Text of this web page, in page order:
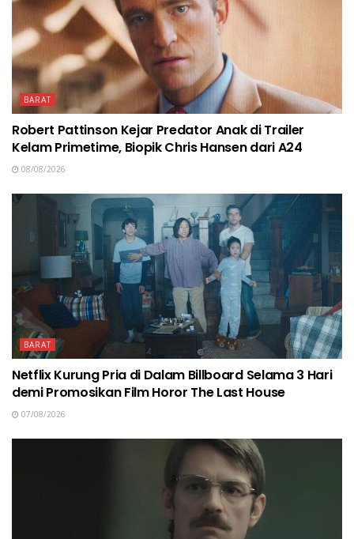
BARAT
Robert Pattinson Kejar Predator Anak di Trailer
Kelam Primetime, Biopik Chris Hansen dari A24
08/08/2026
BARAT
Netflix Kurung Pria di Dalam Billboard Selama 3 Hari
demi Promosikan Film Horor The Last House
07/08/2026